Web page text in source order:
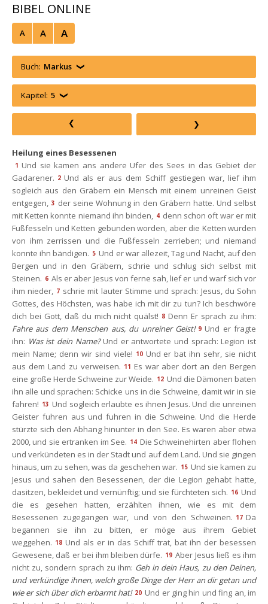
BIBEL ONLINE
A A A
Buch: Marku
Kapitel: 5
Heilung eines Besessenen
1 Und sie kamen ans andere Ufer des Sees in das Gebiet der
Gadarener. 2 Und als er aus dem Schiff gestiegen war, lief ihm
ogleich aus den Gräbern ein Mensch mit einem unreinen Geist
entgegen, 3 der seine Wohnung in den Gräbern hatte. Und selbst
mit Ketten konnte niemand ihn binden, 4 denn schon oft war er mit
Fußfesseln und Ketten gebunden worden, aber die Ketten wurden
von ihm zerrissen und die Fußfesseln zerrieben; und niemand
konnte ihn bändigen. 5 Und er war allezeit, Tag und Nacht, auf den
Bergen und in den Gräbern, schrie und schlug sich selbst mit
Steinen. 6 Als er aber Jesus von ferne sah, lief er und warf sich vor
ihm nieder, 7 chrie mit lauter Stimme und sprach: Jesus, du Sohn
Gottes, des Höchsten, was habe ich mit dir zu tun? Ich beschwöre
dich bei Gott, daß du mich nicht quälst! 8 Denn Er sprach zu ihm:
Fahre aus dem Menschen aus, du unreiner Geist! 9 Und er fragte
ihn: Was ist dein Name? Und er antwortete und sprach: Legion ist
mein Name; denn wir sind viele! 10 Und er bat ihn sehr, sie nicht
aus dem Land zu verweisen. 11 Es war aber dort an den Bergen
eine große Herde Schweine zur Weide. 12 Und die Dämonen baten
ihn alle und sprachen: Schicke uns in die Schweine, damit wir in sie
fahren! 13 Und sogleich erlaubte es ihnen Jesus. Und die unreinen
Geister fuhren aus und fuhren in die Schweine. Und die Herde
türzte sich den Abhang hinunter in den See. Es waren aber etwa
2000, und sie ertranken im See. 14 Die Schweinehirten aber flohen
und verkündeten es in der Stadt und auf dem Land. Und sie gingen
hinaus, um zu sehen, was da geschehen war. 15 Und sie kamen zu
Jesus und sahen den Besessenen, der die Legion gehabt hatte,
dasitzen, bekleidet und vernünftig; und sie fürchteten sich. 16 Und
die es gesehen hatten, erzählten ihnen, wie es mit dem
Besessenen zugegangen war, und von den Schweinen. 17 Da
begannen sie ihn zu bitten, er möge aus ihrem Gebiet
weggehen. 18 Und als er in das Schiff trat, bat ihn der besessen
Gewesene, daß er bei ihm bleiben dürfe. 19 Aber Jesus ließ es ihm
nicht zu, sondern sprach zu ihm: Geh in dein Haus, zu den Deinen,
und verkündige ihnen, welch große Dinge der Herr an dir getan und
wie er sich über dich erbarmt hat! 20 Und er ging hin und fing an, im